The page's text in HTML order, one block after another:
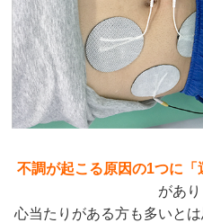
不調が起こる原因の1つに「
があり
心当たりがある方も多いと